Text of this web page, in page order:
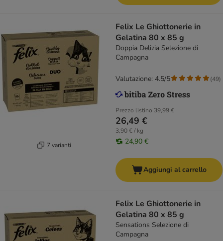
7 varianti
Felix Le Ghiottonerie in
Gelatina 80 x 85 g
Doppia Delizia Selezione di
Campagna
Prezzo listino 39,99 €
26,49 €
3,90 € / kg
24,90 €
Valutazione: 4.5/5 (49)
Aggiungi al carrello
Felix Le Ghiottonerie in
Gelatina 80 x 85 g
Sensations Selezione di
Campagna